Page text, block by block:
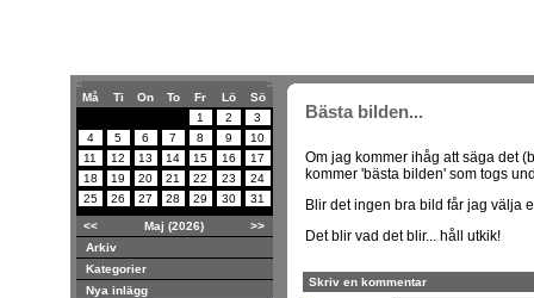
Må Ti On To Fr Lö
Sö
1
2
3
4
5 6 7 8 9
10
11
12 13 14 15 16
17
18
19 20 21 22 23
24
25
26 27 28 29 30 31
<< Maj (2026)
>>
Arkiv
Kategorier
Nya inlägg
Bästa bilden...
Om jag kommer ihåg att säga det
kommer 'bästa bilden' som togs
Blir det ingen bra bild får jag välja
Det blir vad det blir... håll utkik!
Skriv en kommentar